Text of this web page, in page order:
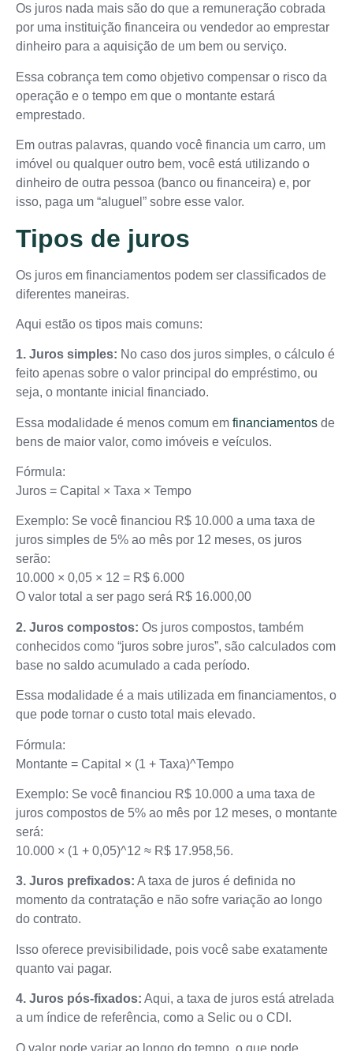
Os juros nada mais são do que a remuneração cobrada
por uma instituição financeira ou vendedor ao emprestar
dinheiro para a aquisição de um bem ou serviço.
Essa cobrança tem como objetivo compensar o risco da
operação e o tempo em que o montante estará
emprestado.
Em outras palavras, quando você financia um carro, um
imóvel ou qualquer outro bem, você está utilizando o
dinheiro de outra pessoa (banco ou financeira) e, por
isso, paga um “aluguel” sobre esse valor.
Tipos de juros
Os juros em financiamentos podem ser classificados de
diferentes maneiras.
Aqui estão os tipos mais comuns:
1. Juros simples: No caso dos juros simples, o cálculo é
feito apenas sobre o valor principal do empréstimo, ou
seja, o montante inicial financiado.
Essa modalidade é menos comum em financiamentos de
bens de maior valor, como imóveis e veículos.
Fórmula:
Juros = Capital × Taxa × Tempo
Exemplo: Se você financiou R$ 10.000 a uma taxa de
juros simples de 5% ao mês por 12 meses, os juros
serão:
10.000 × 0,05 × 12 = R$ 6.000
O valor total a ser pago será R$ 16.000,00
2. Juros compostos: Os juros compostos, também
conhecidos como “juros sobre juros”, são calculados com
base no saldo acumulado a cada período.
Essa modalidade é a mais utilizada em financiamentos, o
que pode tornar o custo total mais elevado.
Fórmula:
Montante = Capital × (1 + Taxa)^Tempo
Exemplo: Se você financiou R$ 10.000 a uma taxa de
juros compostos de 5% ao mês por 12 meses, o montante
será:
10.000 × (1 + 0,05)^12 ≈ R$ 17.958,56.
3. Juros prefixados: A taxa de juros é definida no
momento da contratação e não sofre variação ao longo
do contrato.
Isso oferece previsibilidade, pois você sabe exatamente
quanto vai pagar.
4. Juros pós-fixados: Aqui, a taxa de juros está atrelada
a um índice de referência, como a Selic ou o CDI.
O valor pode variar ao longo do tempo, o que pode